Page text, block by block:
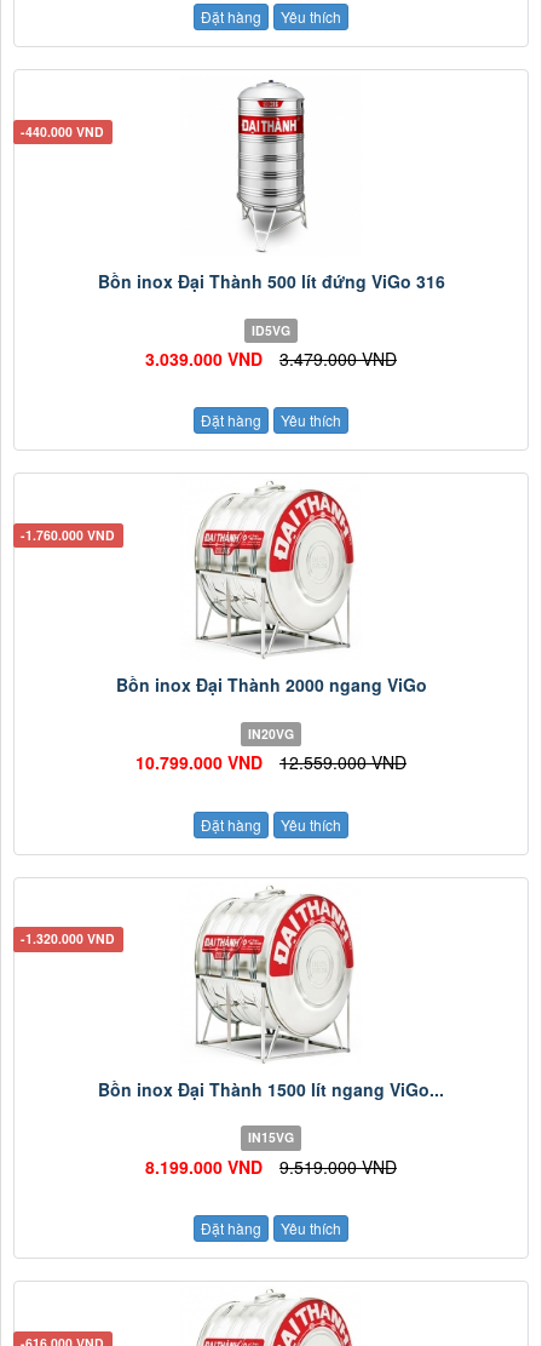
Đặt hàng Yêu thích
-440.000 VND
Bồn inox Đại Thành 500 lít đứng ViGo 316
ID5VG
3.039.000 VND 3.479.000 VND
Đặt hàng Yêu thích
-1.760.000 VND
Bồn inox Đại Thành 2000 ngang ViGo
IN20VG
10.799.000 VND 12.559.000 VND
Đặt hàng Yêu thích
-1.320.000 VND
Bồn inox Đại Thành 1500 lít ngang ViGo...
IN15VG
8.199.000 VND 9.519.000 VND
Đặt hàng Yêu thích